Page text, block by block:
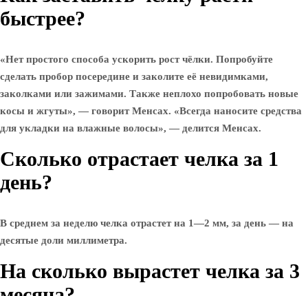
быстрее?
«Нет простого способа ускорить рост чёлки. Попробуйте
сделать пробор посередине и заколите её невидимками,
заколками или зажимами. Также неплохо попробовать новые
косы и жгуты», — говорит Менсах. «Всегда наносите средства
для укладки на влажные волосы», — делится Менсах.
Сколько отрастает челка за 1
день?
В среднем за неделю челка отрастет на 1—2 мм, за день — на
десятые доли миллиметра.
На сколько вырастет челка за 3